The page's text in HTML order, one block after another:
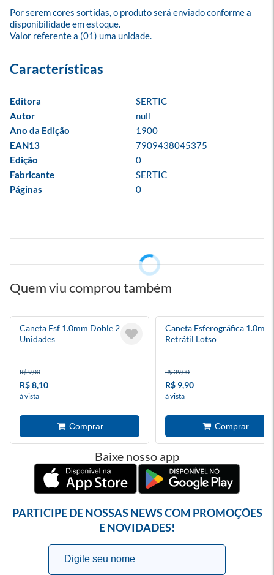
Por serem cores sortidas, o produto será enviado conforme a
disponibilidade em estoque.
Valor referente a (01) uma unidade.
Editora
SERTIC
Autor
null
Ano da Edição
1900
EAN13
7909438045375
Edição
0
Fabricante
SERTIC
Páginas
0
Quem viu comprou também
Caneta Esf 1.0mm Doble 2
Unidades
R$ 9,00
R$ 8,10
à vista
Caneta Esferográfica 1.0mm
Retrátil Lotso
R$ 39,00
R$ 9,90
à vista
Baixe nosso app
PARTICIPE DE NOSSAS NEWS COM PROMOÇÕES
E NOVIDADES!